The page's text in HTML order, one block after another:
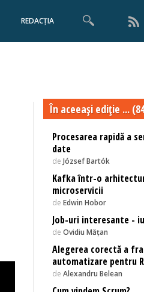
REDACȚIA
În aceeaşi ediţie ...
Procesarea rapidă a
date
de József Bartók
Kafka într-o
microservicii
de Edwin Hobor
Job-uri interesante -
de Ovidiu Mățan
Alegerea corectă a
automatizare pentru
de Alexandru Belean